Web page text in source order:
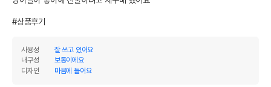
#상품후기
사용성
잘 쓰고 있어요
내구성
보통이에요
디자인
마음에 들어요